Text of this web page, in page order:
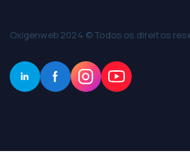
Oxigenweb 2024 © Todos os direitos